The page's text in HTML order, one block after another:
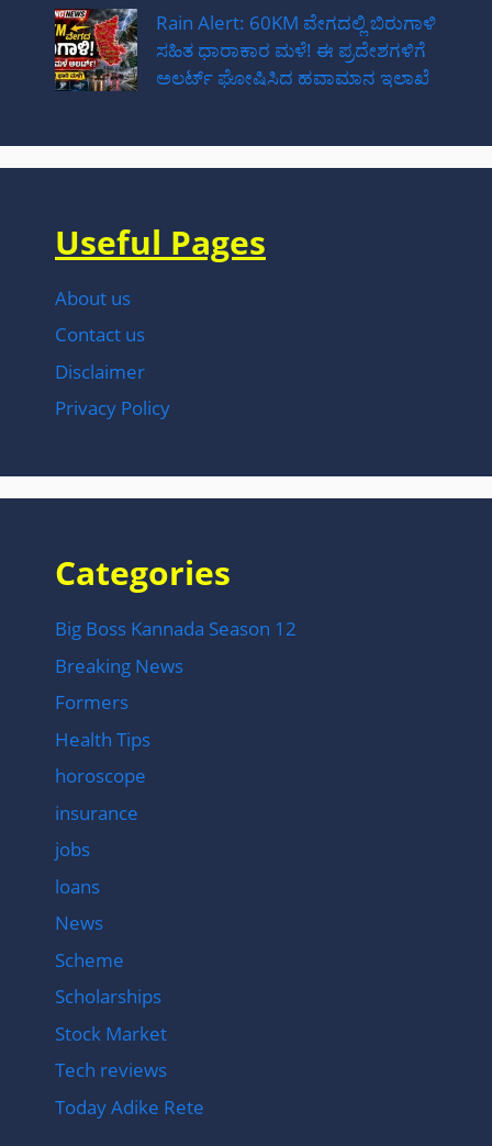
Rain Alert: 60KM ವೇಗದಲ್ಲಿ ಬಿರುಗಾಳಿ
ಸಹಿತ ಧಾರಾಕಾರ ಮಳೆ! ಈ ಪ್ರದೇಶಗಳಿಗೆ
ಅಲರ್ಟ್ ಘೋಷಿಸಿದ ಹವಾಮಾನ ಇಲಾಖೆ
Useful Pages
About us
Contact us
Disclaimer
Privacy Policy
Categories
Big Boss Kannada Season 12
Breaking News
Formers
Health Tips
horoscope
insurance
jobs
loans
News
Scheme
Scholarships
Stock Market
Tech reviews
Today Adike Rete